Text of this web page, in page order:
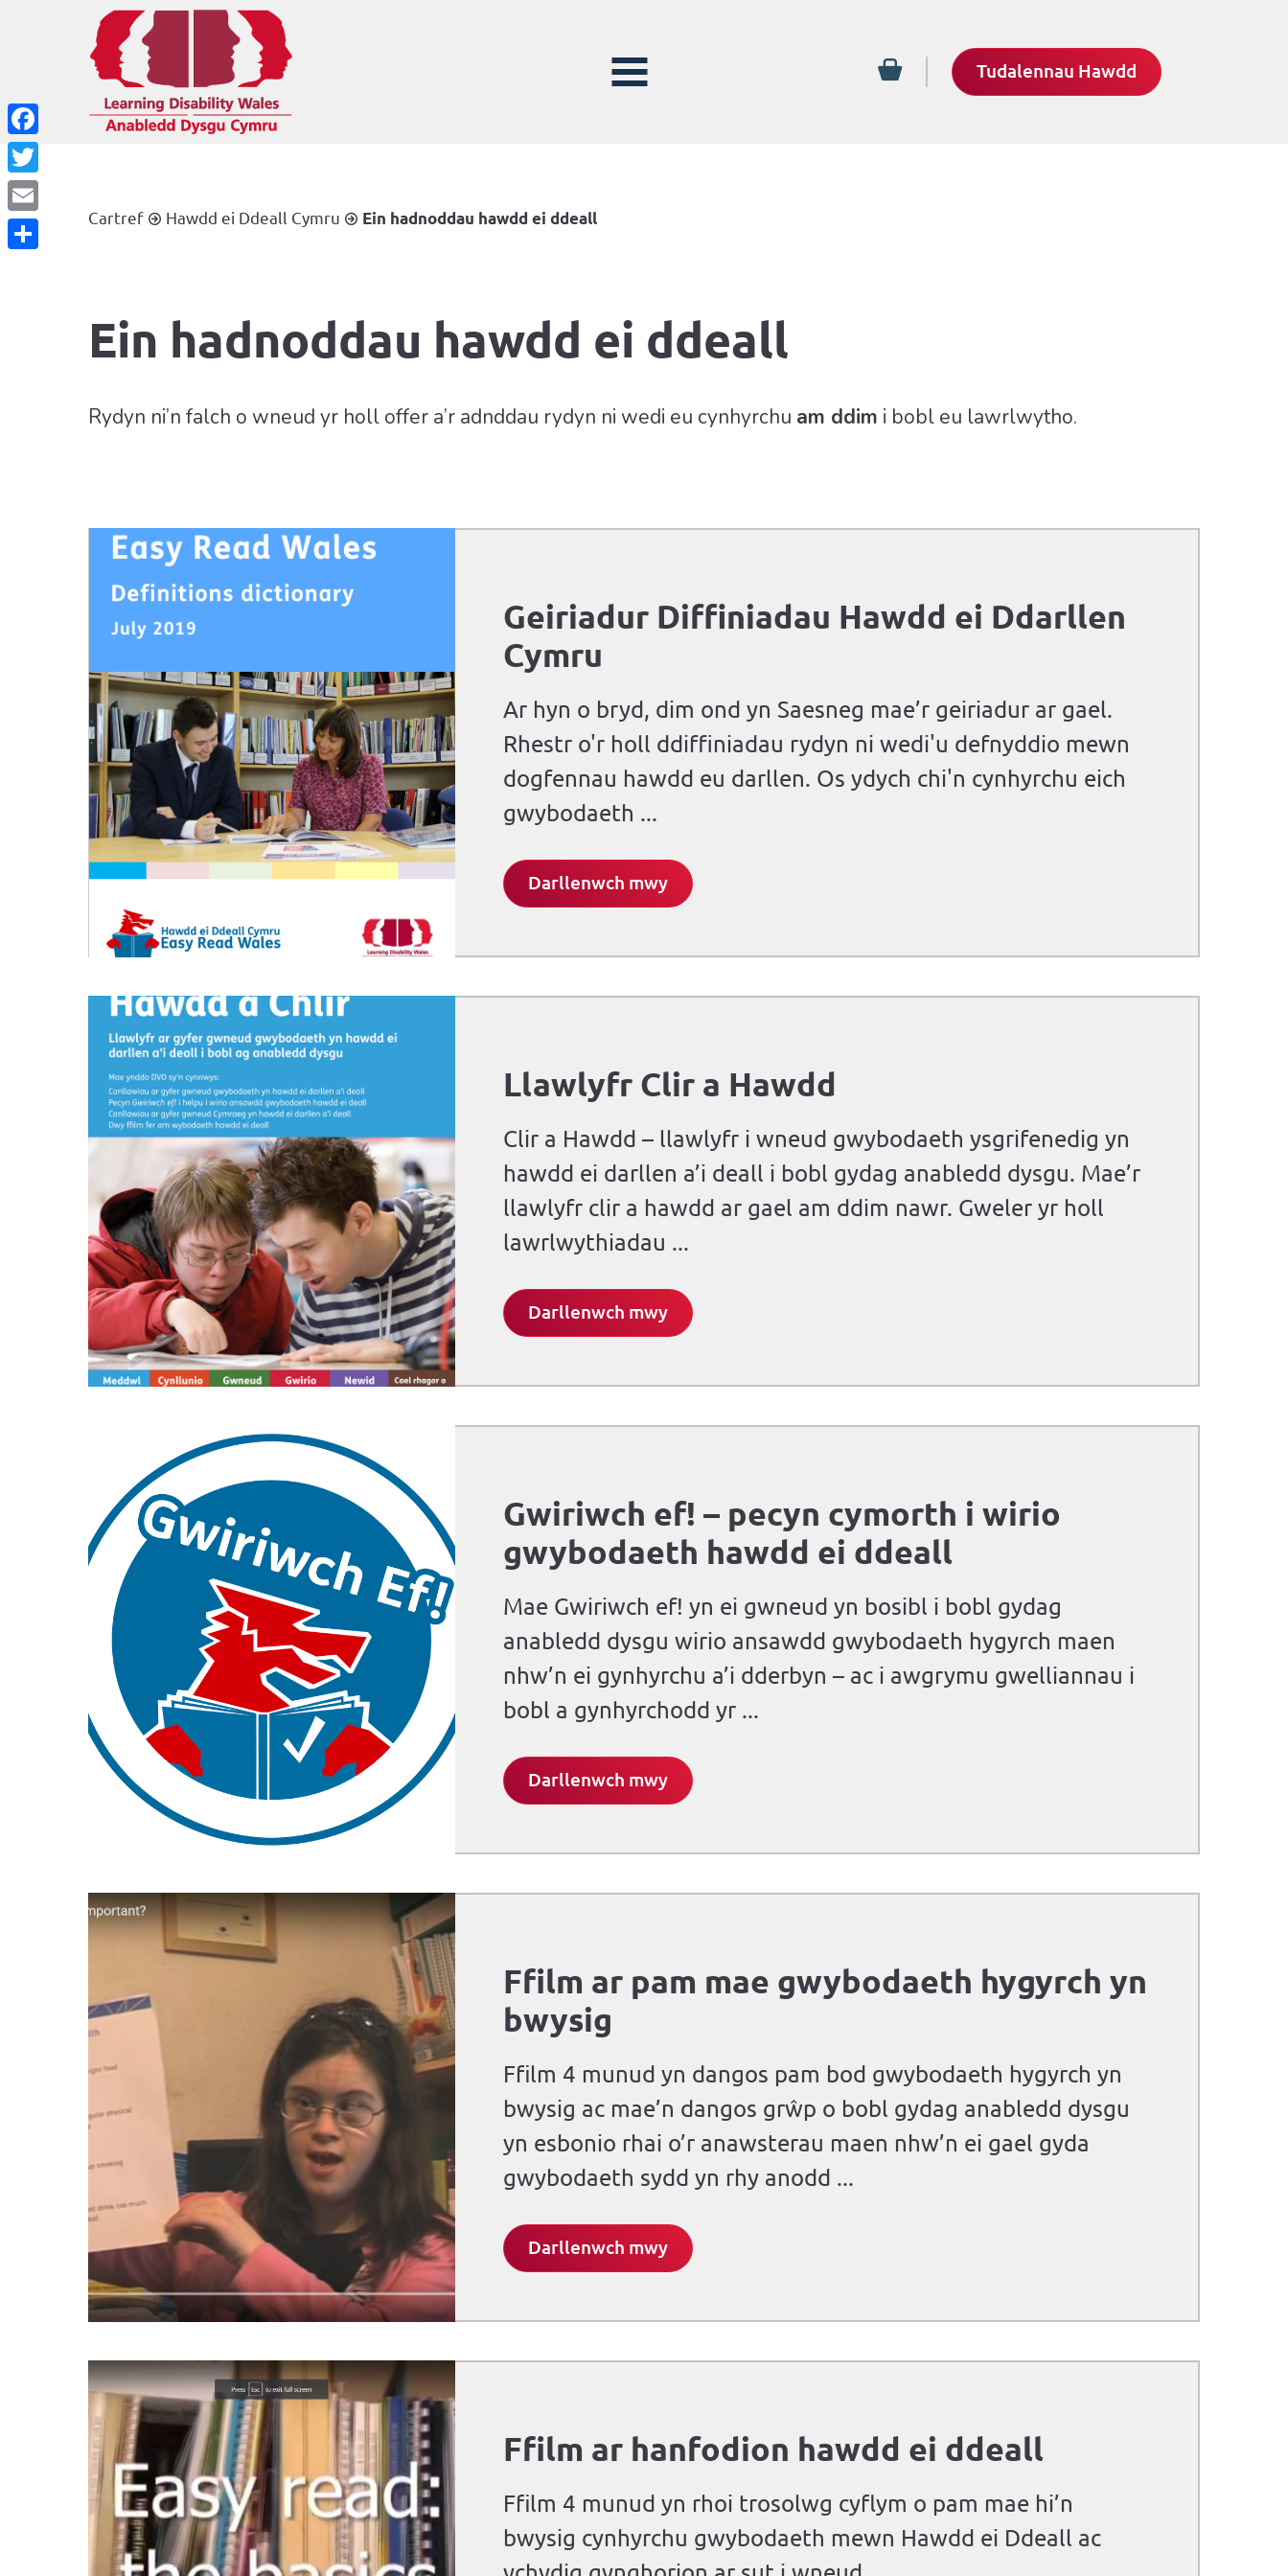
Tudalennau Hawdd
Cartref Hawdd ei Ddeall Cymru Ein hadnoddau hawdd ei ddeall
Ein hadnoddau hawdd ei ddeall
Rydyn ni’n falch o wneud yr holl offer a’r adnddau rydyn ni wedi eu cynhyrchu am ddim i bobl eu lawrlwytho.
Geiriadur Diffiniadau Hawdd ei Ddarllen
Cymru
Ar hyn o bryd, dim ond yn Saesneg mae’r geiriadur ar gael.
Rhestr o'r holl ddiffiniadau rydyn ni wedi'u defnyddio mewn
dogfennau hawdd eu darllen. Os ydych chi'n cynhyrchu eich
gwybodaeth ...
Darllenwch mwy
Llawlyfr Clir a Hawdd
Clir a Hawdd – llawlyfr i wneud gwybodaeth ysgrifenedig yn
hawdd ei darllen a’i deall i bobl gydag anabledd dysgu. Mae’r
llawlyfr clir a hawdd ar gael am ddim nawr. Gweler yr holl
lawrlwythiadau ...
Darllenwch mwy
Gwiriwch ef! – pecyn cymorth i wirio
gwybodaeth hawdd ei ddeall
Mae Gwiriwch ef! yn ei gwneud yn bosibl i bobl gydag
anabledd dysgu wirio ansawdd gwybodaeth hygyrch maen
nhw’n ei gynhyrchu a’i dderbyn – ac i awgrymu gwelliannau i
bobl a gynhyrchodd yr ...
Darllenwch mwy
Ffilm ar pam mae gwybodaeth hygyrch yn
bwysig
Ffilm 4 munud yn dangos pam bod gwybodaeth hygyrch yn
bwysig ac mae’n dangos grŵp o bobl gydag anabledd dysgu
yn esbonio rhai o’r anawsterau maen nhw’n ei gael gyda
gwybodaeth sydd yn rhy anodd ...
Darllenwch mwy
Ffilm ar hanfodion hawdd ei ddeall
Ffilm 4 munud yn rhoi trosolwg cyflym o pam mae hi’n
bwysig cynhyrchu gwybodaeth mewn Hawdd ei Ddeall ac
Facebook
Twitter
Email